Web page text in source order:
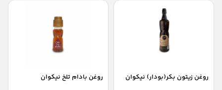
روغن زیتون بکر(بودار) نیکوان روغن بادام تلخ نیکوان